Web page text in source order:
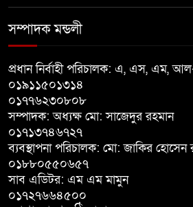
আলোচনা সভা ও
বাগাতিপাড়ায়
সম্পাদক মন্ডলী
প্রধান নির্বাহী পরিচালক: এ, এস, এম,
০১৯১১৫০১৩১৪
০১৭৭৬২৩০৮০৮
সম্পাদক: অধ্যক্ষ মো: সাজেদুর রহমান
০১৭১৩৭৪৬৭২৭
ব্যবস্থাপনা পরিচালক: মো: জাকির হোসেন
০১৮৮০৫৫০৬৫৭
সাব এডিটর: এম এম মামুন
০১৭২৭৬৬৪৫০০